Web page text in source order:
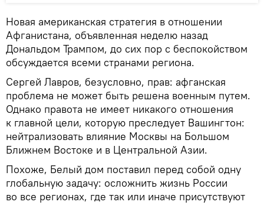
Новая американская стратегия в отношении
Афганистана, объявленная неделю назад
Дональдом Трампом, до сих пор с беспокойством
обсуждается всеми странами региона.
Сергей Лавров, безусловно, прав: афганская
проблема не может быть решена военным путем.
Однако правота не имеет никакого отношения
к главной цели, которую преследует Вашингтон:
нейтрализовать влияние Москвы на Большом
Ближнем Востоке и в Центральной Азии.
Похоже, Белый дом поставил перед собой одну
глобальную задачу: осложнить жизнь России
во все регионах, где так или иначе присутствуют